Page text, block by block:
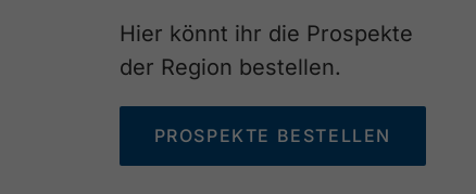
Hier könnt ihr die Prospekte
der Region bestellen.
PROSPEKTE BESTELLEN